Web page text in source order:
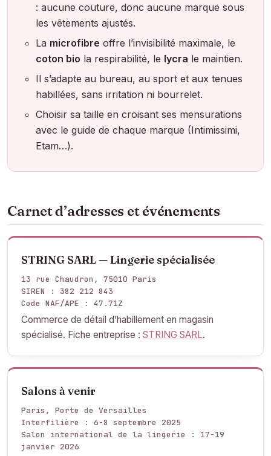
: aucune couture, donc aucune marque sous
les vêtements ajustés.
La microfibre offre l’invisibilité maximale, le
coton bio la respirabilité, le lycra le maintien.
Il s’adapte au bureau, au sport et aux tenues
habillées, sans irritation ni bourrelet.
Choisir sa taille en croisant ses mensurations
avec le guide de chaque marque (Intimissimi,
Etam…).
Carnet d’adresses et événements
STRING SARL — Lingerie spécialisée
13 rue Chaudron, 75010 Paris
SIREN : 382 212 843
Code NAF/APE : 47.71Z
Commerce de détail d’habillement en magasin
spécialisé. Fiche entreprise : STRING SARL.
Salons à venir
Paris, Porte de Versailles
Interfilière : 6-8 septembre 2025
Salon international de la lingerie : 17-19
janvier 2026